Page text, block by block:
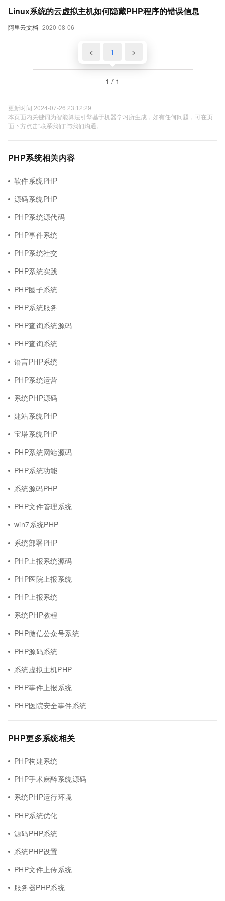
阿里云文档 2020-08-06
Linux系统的云虚拟主机如何隐藏PHP程序的错误信息
< 1 >
1 / 1
更新时间 2024-07-26 23:12:29
本页面内关键词为智能算法引擎基于机器学习所生成，如有任何问题，可在页
面下方点击"联系我们"与我们沟通。
PHP系统相关内容
软件系统PHP
源码系统PHP
PHP系统源代码
PHP事件系统
PHP系统社交
PHP系统实践
PHP圈子系统
PHP系统服务
PHP查询系统源码
PHP查询系统
语言PHP系统
PHP系统运营
系统PHP源码
建站系统PHP
宝塔系统PHP
PHP系统网站源码
PHP系统功能
系统源码PHP
PHP文件管理系统
win7系统PHP
系统部署PHP
PHP上报系统源码
PHP医院上报系统
PHP上报系统
系统PHP教程
PHP微信公众号系统
PHP源码系统
系统虚拟主机PHP
PHP事件上报系统
PHP医院安全事件系统
PHP更多系统相关
PHP构建系统
PHP手术麻醉系统源码
系统PHP运行环境
PHP系统优化
源码PHP系统
系统PHP设置
PHP文件上传系统
服务器PHP系统